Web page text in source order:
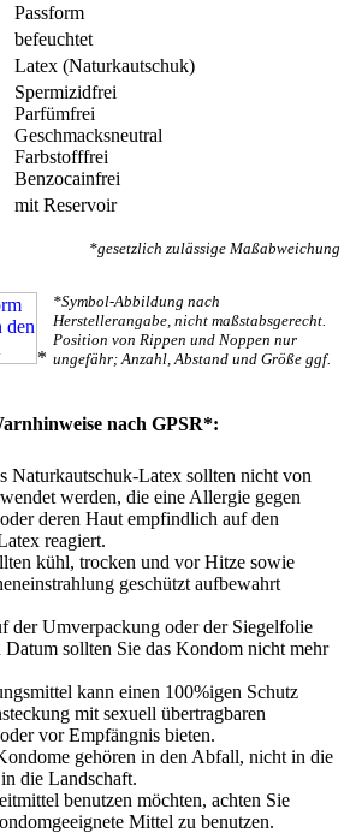
Passform
befeuchtet
Latex (Naturkautschuk)
Spermizidfrei
Parfümfrei
Geschmacksneutral
Farbstofffrei
Benzocainfrei
mit Reservoir
*gesetzlich zulässige Maßabweichung
*
*Symbol-Abbildung nach
Herstellerangabe, nicht maßstabsgerecht.
Position von Rippen und Noppen nur
ungefähr; Anzahl, Abstand und Größe ggf.
nach GPSR*:
Naturkautschuk-Latex sollten nicht von
werden, die eine Allergie gegen
deren Haut empfindlich auf den
reagiert.
kühl, trocken und vor Hitze sowie
geschützt aufbewahrt
der Umverpackung oder der Siegelfolie
Datum sollten Sie das Kondom nicht mehr
kann einen 100%igen Schutz
mit sexuell übertragbaren
vor Empfängnis bieten.
gehören in den Abfall, nicht in die
die Landschaft.
benutzen möchten, achten Sie
Mittel zu benutzen.